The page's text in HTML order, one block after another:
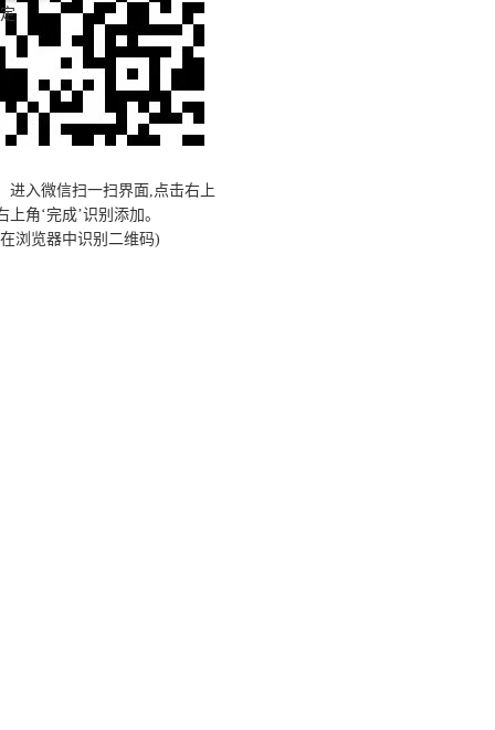
进入微信扫一扫界面,点击右上
角‘完成’识别添加。
浏览器中识别二维码)
定